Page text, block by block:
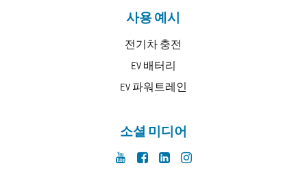
사용 예시
전기차 충전
EV 배터리
EV 파워트레인
소셜 미디어